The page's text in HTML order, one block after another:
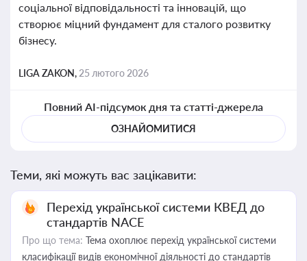
соціальної відповідальності та інновацій, що
створює міцний фундамент для сталого розвитку
бізнесу.
LIGA ZAKON, 25 лютого 2026
Повний AI-підсумок дня та статті-джерела
ОЗНАЙОМИТИСЯ
Теми, які можуть вас зацікавити:
Перехід української системи КВЕД до
стандартів NACE
Про що тема: Тема охоплює перехід української системи
класифікації видів економічної діяльності до стандартів